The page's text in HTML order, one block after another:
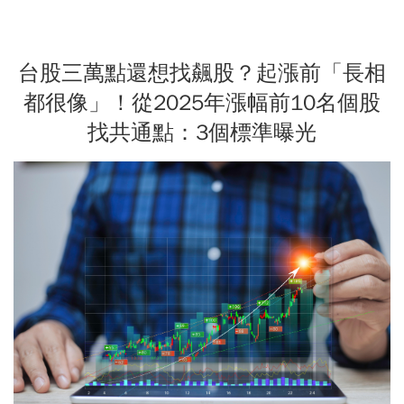
台股三萬點還想找飆股？起漲前「長相
都很像」！從2025年漲幅前10名個股
找共通點：3個標準曝光